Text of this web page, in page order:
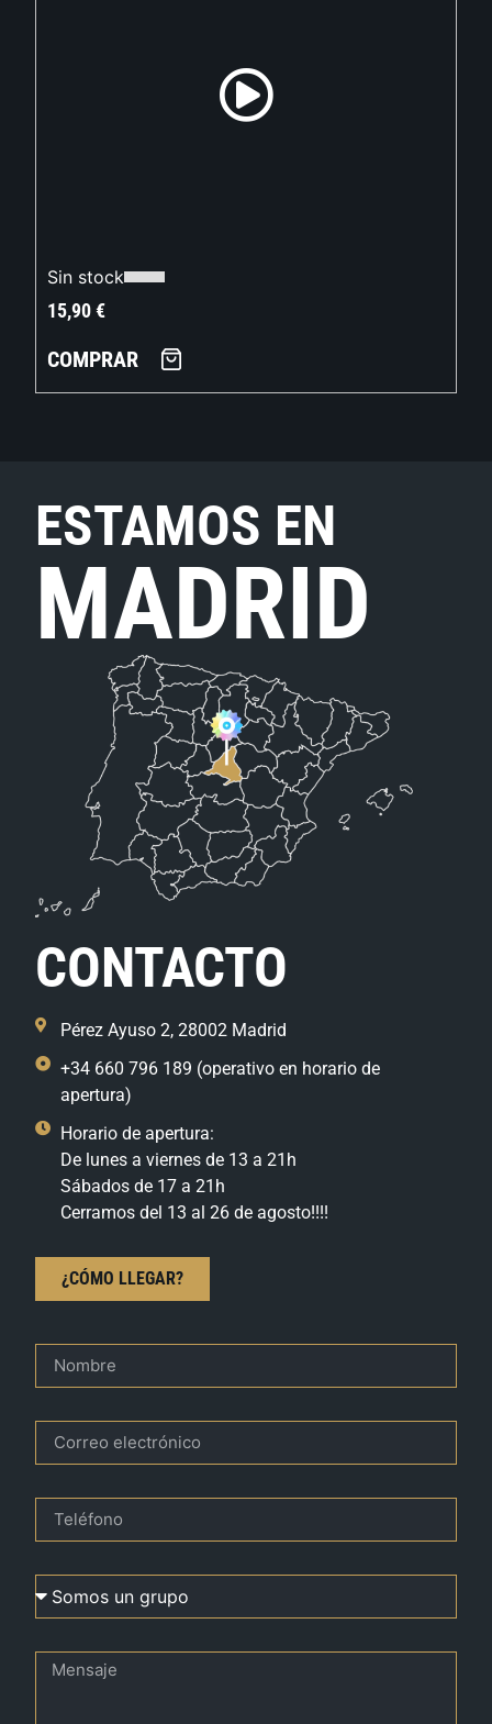
Sin stock
15,90€
COMPRAR
ESTAMOS EN
MADRID
CONTACTO
Pérez Ayuso 2, 28002 Madrid
+34 660 796 189 (operativo en horario de
apertura)
Horario de apertura:
De lunes a viernes de 13 a 21h
Sábados de 17 a 21h
Cerramos del 13 al 26 de agosto!!!!
¿CÓMO LLEGAR?